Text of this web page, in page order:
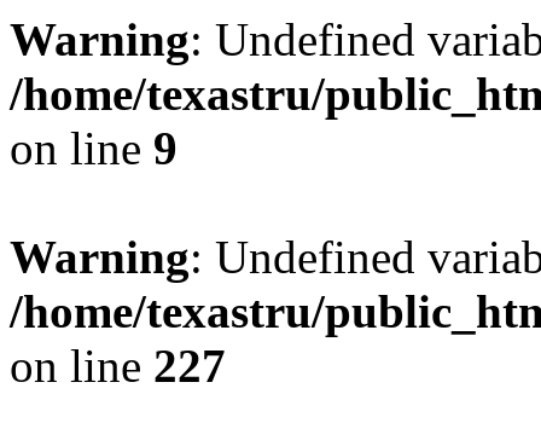
Warning: Undefined
/home/texastru/
on line 9
Warning: Undefined
/home/texastru/
on line 227